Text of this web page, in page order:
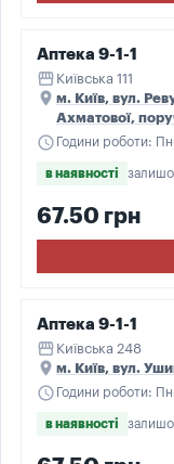
Аптека 9-1-1
storefront Київська 111
place м. Київ, вул.
Ахматової,
schedule Години роботи:
в наявності
67.50 грн
Аптека 9-1-1
storefront Київська 248
place м. Київ, вул.
schedule Години роботи:
в наявності